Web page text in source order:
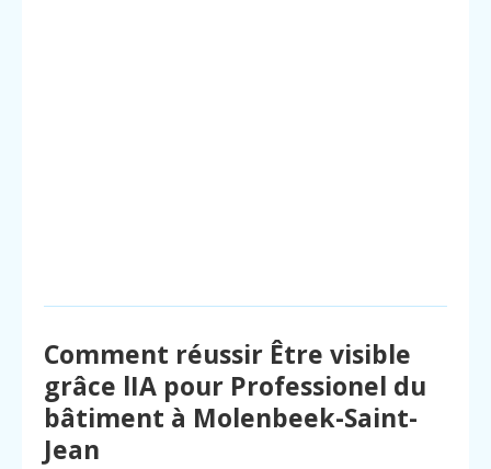
Comment réussir Être visible
grâce lIA pour Professionel du
bâtiment à Molenbeek-Saint-
Jean